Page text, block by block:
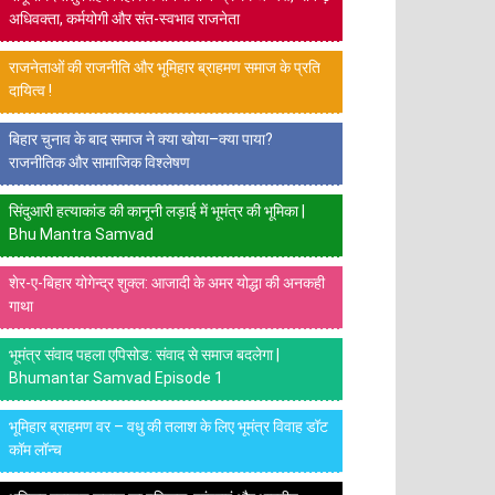
अधिवक्ता, कर्मयोगी और संत-स्वभाव राजनेता
राजनेताओं की राजनीति और भूमिहार ब्राहमण समाज के प्रति
दायित्व !
बिहार चुनाव के बाद समाज ने क्या खोया–क्या पाया?
राजनीतिक और सामाजिक विश्लेषण
सिंदुआरी हत्याकांड की कानूनी लड़ाई में भूमंत्र की भूमिका |
Bhu Mantra Samvad
शेर-ए-बिहार योगेन्द्र शुक्ल: आजादी के अमर योद्धा की अनकही
गाथा
भूमंत्र संवाद पहला एपिसोड: संवाद से समाज बदलेगा |
Bhumantar Samvad Episode 1
भूमिहार ब्राहमण वर – वधु की तलाश के लिए भूमंत्र विवाह डॉट
कॉम लॉन्च